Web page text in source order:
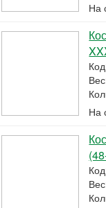
На
На